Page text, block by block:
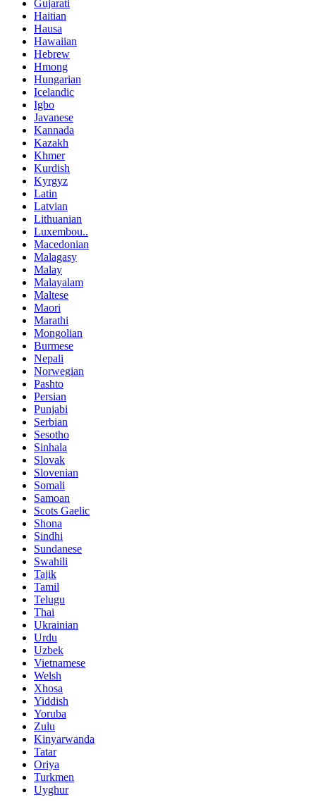
Gujarati
Haitian
Hausa
Hawaiian
Hebrew
Hmong
Hungarian
Icelandic
Igbo
Javanese
Kannada
Kazakh
Khmer
Kurdish
Kyrgyz
Latin
Latvian
Lithuanian
Luxembou..
Macedonian
Malagasy
Malay
Malayalam
Maltese
Maori
Marathi
Mongolian
Burmese
Nepali
Norwegian
Pashto
Persian
Punjabi
Serbian
Sesotho
Sinhala
Slovak
Slovenian
Somali
Samoan
Scots Gaelic
Shona
Sindhi
Sundanese
Swahili
Tajik
Tamil
Telugu
Thai
Ukrainian
Urdu
Uzbek
Vietnamese
Welsh
Xhosa
Yiddish
Yoruba
Zulu
Kinyarwanda
Tatar
Oriya
Turkmen
Uyghur